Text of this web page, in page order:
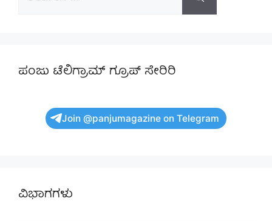
ಪಂಜು ಟೆಲಿಗ್ರಾಮ್ ಗ್ರೂಪ್ ಸೇರಿರಿ
Join @panjumagazine on Telegram
ವಿಭಾಗಗಳು